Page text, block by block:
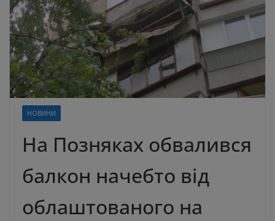
НОВИНИ
На Позняках обвалився
балкон начебто від
облаштованого на